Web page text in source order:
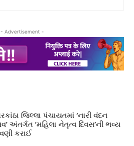
- Advertisement -
જિલ્લા પંચાયતમાં ‘નારી વંદન
અંતર્ગત ‘મહિલા નેતૃત્વ દિવસ’ની ભવ્ય
કરાઈ